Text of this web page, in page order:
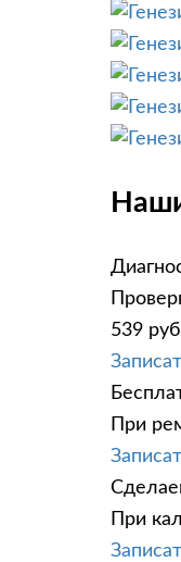
539 руб
При
При